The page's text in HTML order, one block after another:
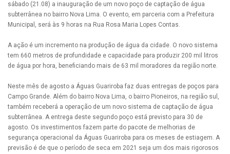
sábado (21.08) a inauguração de um novo poço de captação de água
subterrânea no bairro Nova Lima. O evento, em parceria com a Prefeitura
Municipal, será às 9 horas na Rua Rosa Maria Lopes Contas.
A ação é um incremento na produção de água da cidade. O novo sistema
tem 660 metros de profundidade e capacidade para produzir 200 mil litros
de água por hora, beneficiando mais de 63 mil moradores da região norte.
Neste mês de agosto a Águas Guariroba faz duas entregas de poços para
Campo Grande. Além do bairro Nova Lima, o bairro Pioneiros, na região sul,
também receberá a operação de um novo sistema de captação de água
subterrânea. A entrega deste segundo poço está previsto para 30 de
agosto. Os investimentos fazem parte do pacote de melhorias de
segurança operacional da Águas Guariroba para os meses de estiagem. A
previsão é de que o período de seca em 2021 seja um dos mais rigorosos